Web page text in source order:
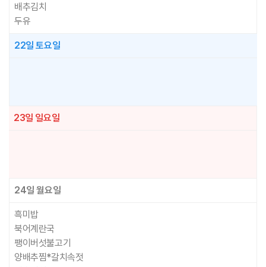
배추김치
두유
22일토요일
23일 일요일
24일월요일
흑미밥
북어계란국
팽이버섯불고기
양배추찜*갈치속젓